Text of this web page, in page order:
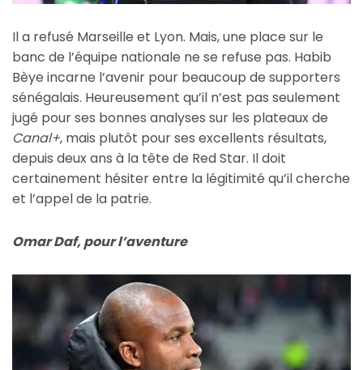
Il a refusé Marseille et Lyon. Mais, une place sur le
banc de l’équipe nationale ne se refuse pas. Habib
Bèye incarne l’avenir pour beaucoup de supporters
sénégalais. Heureusement qu’il n’est pas seulement
jugé pour ses bonnes analyses sur les plateaux de
Canal+, mais plutôt pour ses excellents résultats,
depuis deux ans à la tête de Red Star. Il doit
certainement hésiter entre la légitimité qu’il cherche
et l’appel de la patrie.
Omar Daf, pour l’aventure